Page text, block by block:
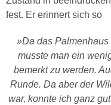
fest. Er erinnert sich so
»Da das
musste man ein
bemerkt zu werden.
Runde. Da aber der
war, konnte ich ganz